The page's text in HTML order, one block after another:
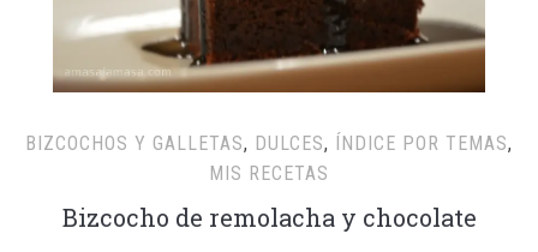
BIZCOCHOS Y GALLETAS, DULCES, ÍNDICE POR TEMAS,
MIS RECETAS
Bizcocho de remolacha y chocolate